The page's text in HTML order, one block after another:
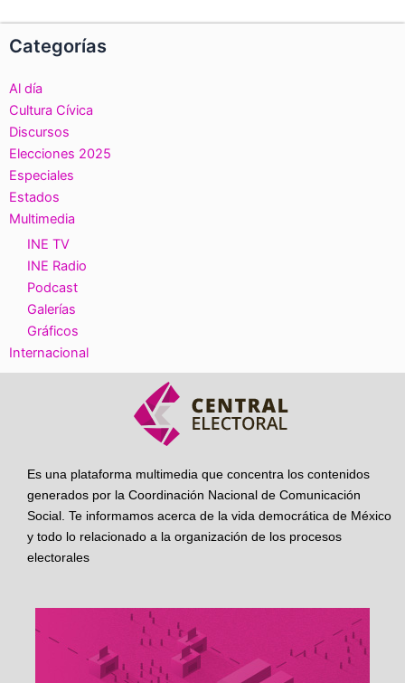
Categorías
Al día
Cultura Cívica
Discursos
Elecciones 2025
Especiales
Estados
Multimedia
INE TV
INE Radio
Podcast
Galerías
Gráficos
Internacional
Es una plataforma multimedia que concentra los contenidos
generados por la Coordinación Nacional de Comunicación
Social. Te informamos acerca de la vida democrática de México
y todo lo relacionado a la organización de los procesos
electorales